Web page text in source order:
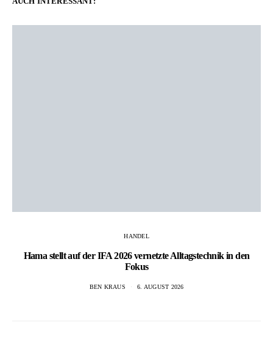
HANDEL
Hama stellt auf der IFA 2026 vernetzte Alltagstechnik in den
Fokus
BEN KRAUS 6. AUGUST 2026